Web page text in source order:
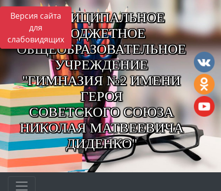
Версия сайта
для
слабовидящих
МУНИЦИПАЛЬНОЕ
БЮДЖЕТНОЕ
ОБЩЕОБРАЗОВАТЕЛЬНОЕ
УЧРЕЖДЕНИЕ
"ГИМНАЗИЯ №2 ИМЕНИ
ГЕРОЯ
СОВЕТСКОГО СОЮЗА
НИКОЛАЯ МАТВЕЕВИЧА
ДИДЕНКО"